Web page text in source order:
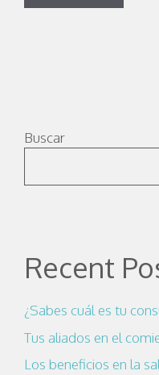
Buscar
Recent
¿Sabes cuál es tu
Tus aliados en el
Los beneficios en la